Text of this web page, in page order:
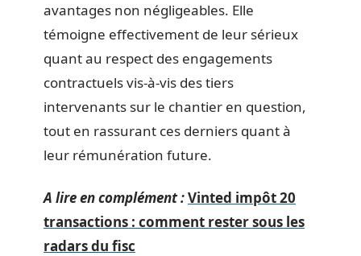
avantages non négligeables. Elle
témoigne effectivement de leur sérieux
quant au respect des engagements
contractuels vis-à-vis des tiers
intervenants sur le chantier en question,
tout en rassurant ces derniers quant à
leur rémunération future.
A lire en complément :Vinted impôt 20
transactions : comment rester sous les
radars du fisc